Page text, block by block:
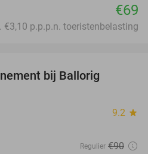
€69
€3,10 p.p.p.n. toeristenbelasting
bij Ballorig
9.2 star
Regulier €90